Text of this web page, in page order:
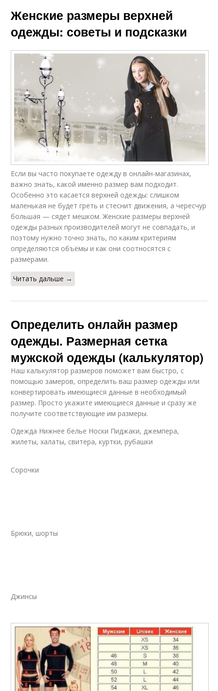
Женские размеры верхней
одежды: советы и подсказки
Если вы часто покупаете одежду в онлайн-магазинах,
важно знать, какой именно размер вам подходит.
Особенно это касается верхней одежды: слишком
маленькая не будет греть и стеснит движения, а чересчур
большая — сядет мешком. Женские размеры верхней
одежды разных производителей могут не совпадать, и
поэтому нужно точно знать, по каким критериям
определяются объёмы и как они соотносятся с
размерами.
Читать дальше →
Определить онлайн размер
одежды. Размерная сетка
мужской одежды (калькулятор)
Наш калькулятор размеров поможет вам быстро, с
помощью замеров, определить ваш размер одежды или
конвертировать имеющиеся данные в необходимый
размер. Просто укажите имеющиеся данные и сразу же
получите соответствующие им размеры.
Одежда Нижнее белье Носки Пиджаки, джемпера,
жилеты, халаты, свитера, куртки, рубашки
Сорочки
Брюки, шорты
Джинсы